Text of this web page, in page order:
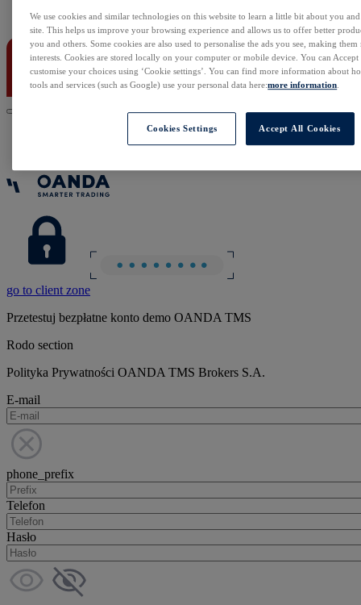
Kontakt
go to client zone
Przetestuj bezpłatne konto demo OANDA TMS
Rodo section
Polityka Prywatności OANDA TMS Brokers S.A.
E-mail
phone_prefix
Telefon
Hasło
We use cookies and similar technologies on this website to learn a little bit about you
site. This helps us improve your browsing experience and allows us to offer better
you and others. Some cookies are also used to personalise the ads you see, making
interests. Cookies are stored locally on your computer or mobile device. You can
customise your choices using ‘Cookie settings’. You can find more information about
tools and services (such as Google) use your personal data here:more information
Cookies Settings Accept All Cookies